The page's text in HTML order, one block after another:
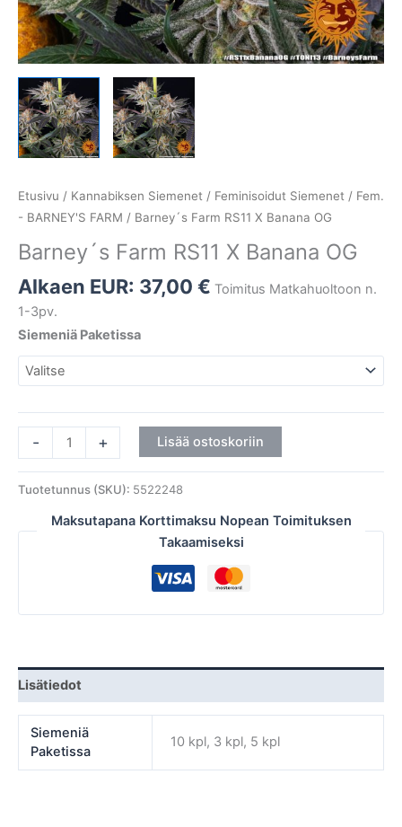
Etusivu / Kannabiksen Siemenet / Feminisoidut Siemenet / Fem.
- BARNEY'S FARM / Barney´s Farm RS11 X Banana OG
Barney´s Farm RS11 X Banana OG
Alkaen EUR: 37,00 € Toimitus Matkahuoltoon n.
1-3pv.
Siemeniä Paketissa
- + Lisää ostoskoriin
Tuotetunnus (SKU): 5522248
Maksutapana Korttimaksu Nopean Toimituksen
Takaamiseksi
Lisätiedot
Siemeniä
Paketissa
10 kpl, 3 kpl, 5 kpl